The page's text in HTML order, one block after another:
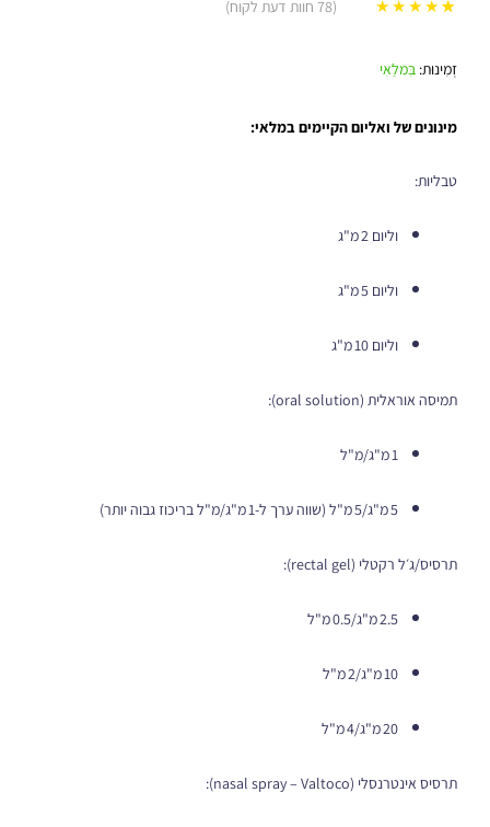
על דירוגים של
78חוות דעת לקוח)
זְמִינוּת:בִּמלַאִי
מינונים של ואליום הקיימים במלאי:
טבליות:
וליום 2 מ"ג
וליום 5 מ"ג
וליום 10 מ"ג
תמיסה אוראלית (oral solution):
1 מ"ג/מ"ל
5 מ"ג/5 מ"ל (שווה ערך ל‑1 מ"ג/מ"ל בריכוז גבוה יותר)
תרסיס/ג׳ל רקטלי (rectal gel):
2.5 מ"ג/0.5 מ"ל
10 מ"ג/2 מ"ל
20 מ"ג/4 מ"ל
תרסיס אינטרנסלי (nasal spray – Valtoco):